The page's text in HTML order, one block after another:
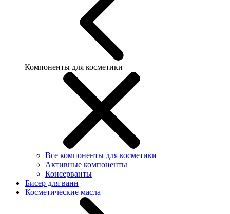
Компоненты для косметики
Все компоненты для косметики
Активные компоненты
Консерванты
Бисер для ванн
Косметические масла